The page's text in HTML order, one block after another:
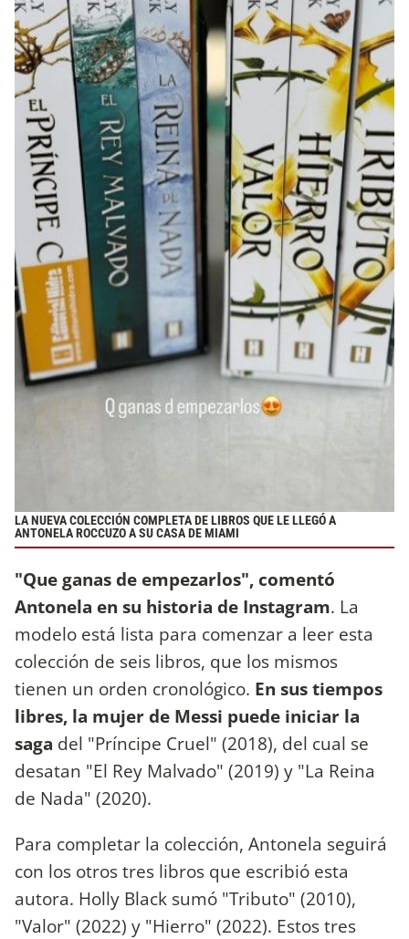
LA NUEVA COLECCIÓN COMPLETA DE LIBROS QUE LE LLEGÓ A
ANTONELA ROCCUZO A SU CASA DE MIAMI
"Que ganas de empezarlos", comentó
Antonela en su historia de Instagram. La
modelo está lista para comenzar a leer esta
colección de seis libros, que los mismos
tienen un orden cronológico. En sus tiempos
libres, la mujer de Messi puede iniciar la
saga del "Príncipe Cruel" (2018), del cual se
desatan "El Rey Malvado" (2019) y "La Reina
de Nada" (2020).
Para completar la colección, Antonela seguirá
con los otros tres libros que escribió esta
autora. Holly Black sumó "Tributo" (2010),
"Valor" (2022) y "Hierro" (2022). Estos tres